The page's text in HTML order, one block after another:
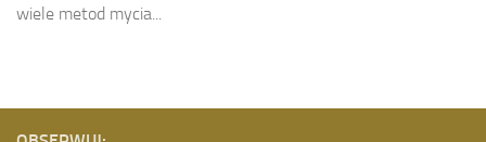
wiele metod mycia...